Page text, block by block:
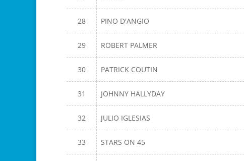
28 PINO D'ANGIO
29 ROBERT PALMER
30 PATRICK COUTIN
31 JOHNNY HALLYDAY
32 JULIO IGLESIAS
33 STARS ON 45